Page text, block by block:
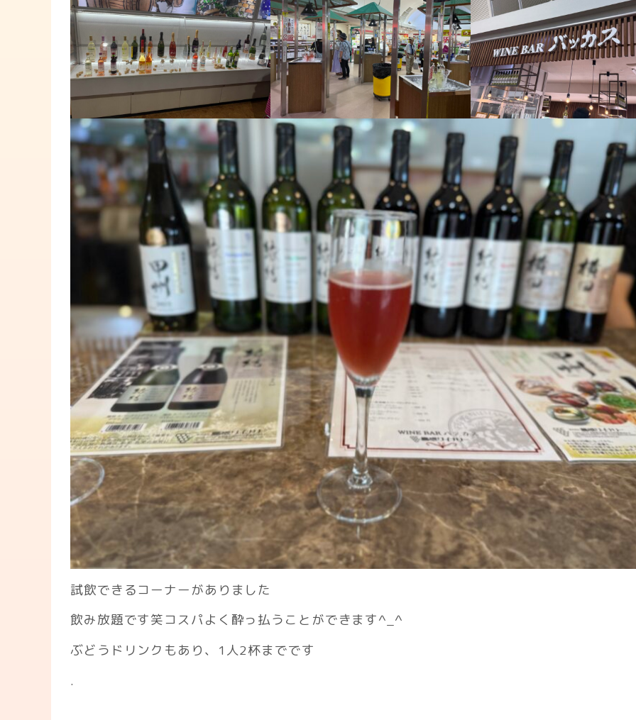
試飲できるコーナーがありました
飲み放題です笑コスパよく酔っ払うことができます^_^
ぶどうドリンクもあり、1人2杯までです
.